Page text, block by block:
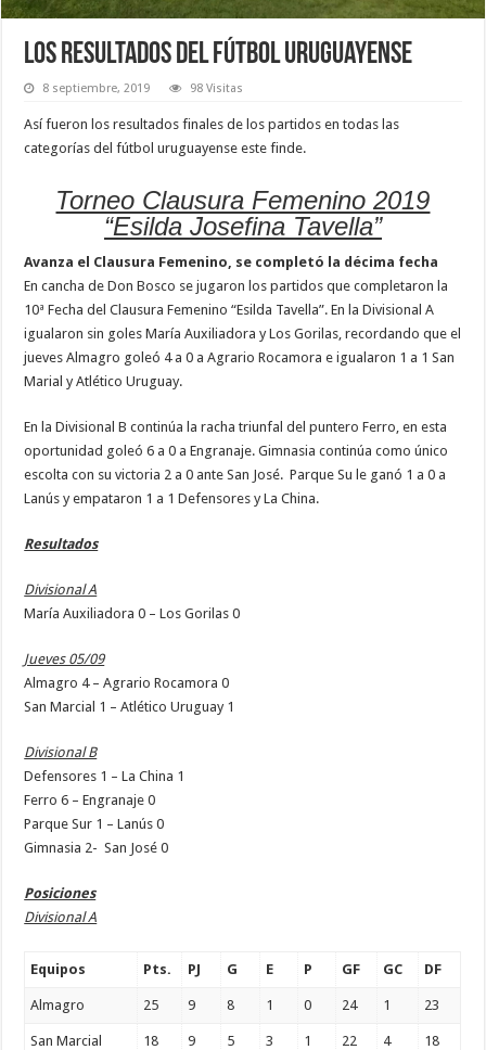
Los resultados del fútbol uruguayense
8 septiembre, 2019 98 Visitas
Así fueron los resultados finales de los partidos en todas las
categorías del fútbol uruguayense este finde.
Torneo Clausura Femenino 2019
“Esilda Josefina Tavella”
Avanza el Clausura Femenino, se completó la décima fecha
En cancha de Don Bosco se jugaron los partidos que completaron la
10ª Fecha del Clausura Femenino “Esilda Tavella”. En la Divisional A
igualaron sin goles María Auxiliadora y Los Gorilas, recordando que el
jueves Almagro goleó 4 a 0 a Agrario Rocamora e igualaron 1 a 1 San
Marial y Atlético Uruguay.
En la Divisional B continúa la racha triunfal del puntero Ferro, en esta
oportunidad goleó 6 a 0 a Engranaje. Gimnasia continúa como único
escolta con su victoria 2 a 0 ante San José. Parque Su le ganó 1 a 0 a
Lanús y empataron 1 a 1 Defensores y La China.
Resultados
Divisional A
María Auxiliadora 0 – Los Gorilas 0
Jueves 05/09
Almagro 4 – Agrario Rocamora 0
San Marcial 1 – Atlético Uruguay 1
Divisional B
Defensores 1 – La China 1
Ferro 6 – Engranaje 0
Parque Sur 1 – Lanús 0
Gimnasia 2- San José 0
Posiciones
Divisional A
Equipos Pts. PJ G E P GF GC DF
Almagro 25 9 8 1 0 24 1 23
San Marcial 18 9 5 3 1 22 4 18